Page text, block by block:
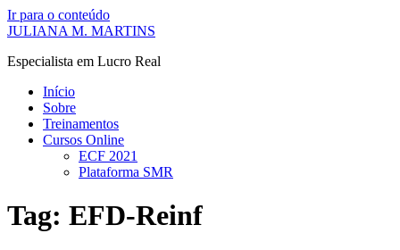
Ir para o conteúdo
JULIANA M. MARTINS
Especialista em Lucro Real
Início
Sobre
Treinamentos
Cursos Online
ECF 2021
Plataforma SMR
Tag: EFD-Reinf